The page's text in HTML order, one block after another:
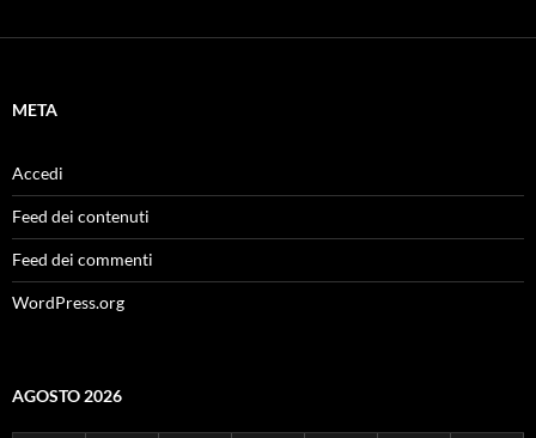
META
Accedi
Feed dei contenuti
Feed dei commenti
WordPress.org
AGOSTO 2026